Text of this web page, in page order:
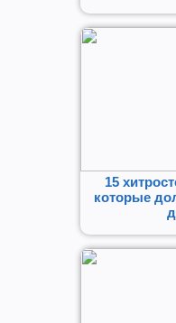
15
которые